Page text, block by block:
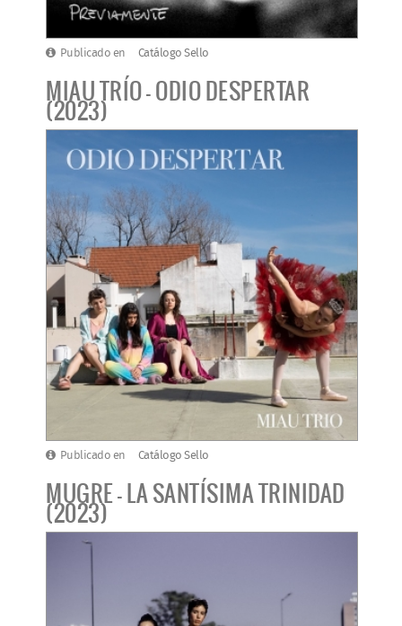
Publicado en Catálogo Sello
MIAU TRÍO - ODIO DESPERTAR
(2023)
Publicado en Catálogo Sello
MUGRE - LA SANTÍSIMA TRINIDAD
(2023)